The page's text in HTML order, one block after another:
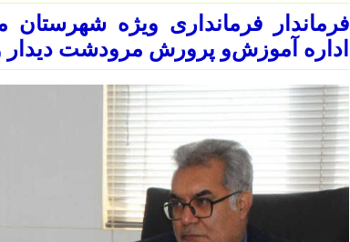
فرماندار فرمانداری ویژه
اداره آموزش‌و پرورش مرودشت دیدار